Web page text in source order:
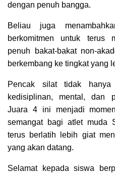
dengan penuh bangga.
Beliau juga
berkomitmen untuk terus
penuh bakat-bakat non-
berkembang ke tingkat yang
Pencak silat tidak
kedisiplinan, mental, dan
Juara 4 ini menjadi
semangat bagi atlet muda
terus berlatih lebih giat
yang akan datang.
Selamat kepada siswa